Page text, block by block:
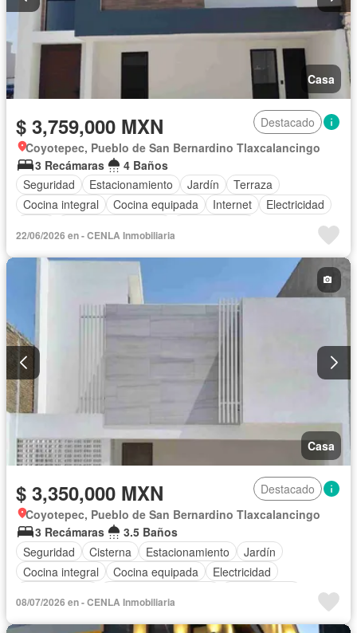
Casa
$ 3,759,000 MXN
Destacado
Coyotepec, Pueblo de San Bernardino Tlaxcalancingo
3 Recámaras
4 Baños
Seguridad
Estacionamiento Jardín
Terraza
Cocina integral
Cocina equipada Internet
Electricidad
Permite mascotas
Permite niños
22/06/2026 en - CENLA Inmobiliaria
Casa
$ 3,350,000 MXN
Destacado
Coyotepec, Pueblo de San Bernardino Tlaxcalancingo
3 Recámaras
3.5 Baños
Seguridad
Cisterna Estacionamiento
Jardín
Cocina integral
Cocina equipada
Electricidad
08/07/2026 en - CENLA Inmobiliaria